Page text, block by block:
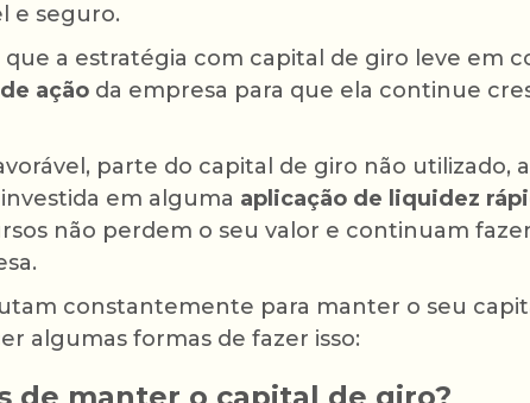
e seguro.
que a estratégia com capital de giro leve em
açãoda empresa para que ela continue
parte do capital de giro não utilizado,
em alguma aplicação de liquidez
não perdem o seu valor e continuam
constantemente para manter o seu
algumas formas de fazer isso: